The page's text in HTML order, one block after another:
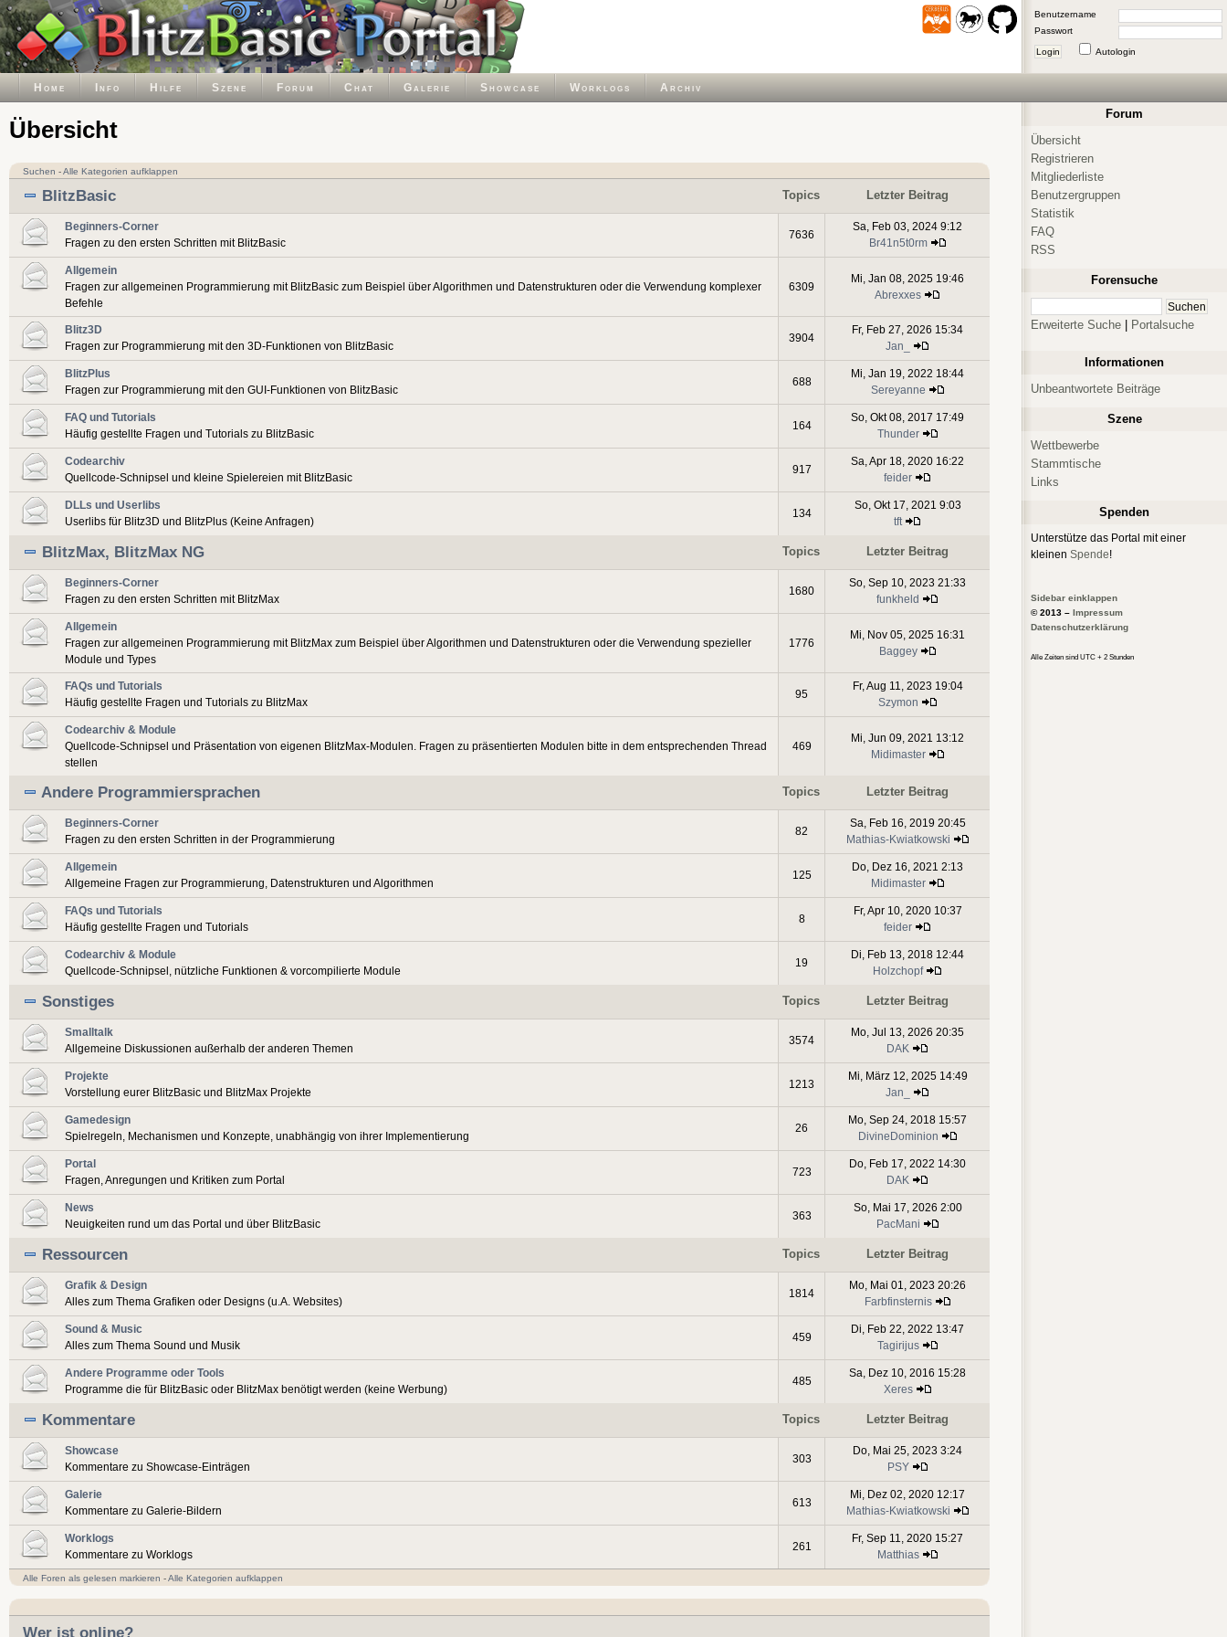
Benutzername
Passwort
Login Autologin
Home Info Hilfe Szene Forum Chat Galerie Showcase Worklogs Archiv
Übersicht
Suchen -Alle Kategorien aufklappen
BlitzBasic Topics Letzter Beitrag
Beginners-Corner
Fragen zu den ersten Schritten mit BlitzBasic
7636
Sa, Feb 03, 2024 9:12
Br41n5t0rm
Allgemein
Fragen zur allgemeinen Programmierung mit BlitzBasic zum Beispiel über Algorithmen und Datenstrukturen oder die Verwendung komplexer
Befehle
6309
Mi, Jan 08, 2025 19:46
Abrexxes
Blitz3D
Fragen zur Programmierung mit den 3D-Funktionen von BlitzBasic
3904
Fr, Feb 27, 2026 15:34
Jan_
BlitzPlus
Fragen zur Programmierung mit den GUI-Funktionen von BlitzBasic
688
Mi, Jan 19, 2022 18:44
Sereyanne
FAQ und Tutorials
Häufig gestellte Fragen und Tutorials zu BlitzBasic
164
So, Okt 08, 2017 17:49
Thunder
Codearchiv
Quellcode-Schnipsel und kleine Spielereien mit BlitzBasic
917
Sa, Apr 18, 2020 16:22
feider
DLLs und Userlibs
Userlibs für Blitz3D und BlitzPlus (Keine Anfragen)
134
So, Okt 17, 2021 9:03
tft
BlitzMax, BlitzMax NG Topics Letzter Beitrag
Beginners-Corner
Fragen zu den ersten Schritten mit BlitzMax
1680
So, Sep 10, 2023 21:33
funkheld
Allgemein
Fragen zur allgemeinen Programmierung mit BlitzMax zum Beispiel über Algorithmen und Datenstrukturen oder die Verwendung spezieller
Module und Types
1776
Mi, Nov 05, 2025 16:31
Baggey
FAQs und Tutorials
Häufig gestellte Fragen und Tutorials zu BlitzMax
95
Fr, Aug 11, 2023 19:04
Szymon
Codearchiv & Module
Quellcode-Schnipsel und Präsentation von eigenen BlitzMax-Modulen. Fragen zu präsentierten Modulen bitte in dem entsprechenden Thread
stellen
469
Mi, Jun 09, 2021 13:12
Midimaster
Andere Programmiersprachen Topics Letzter Beitrag
Beginners-Corner
Fragen zu den ersten Schritten in der Programmierung
82
Sa, Feb 16, 2019 20:45
Mathias-Kwiatkowski
Allgemein
Allgemeine Fragen zur Programmierung, Datenstrukturen und Algorithmen
125
Do, Dez 16, 2021 2:13
Midimaster
FAQs und Tutorials
Häufig gestellte Fragen und Tutorials
8
Fr, Apr 10, 2020 10:37
feider
Codearchiv & Module
Quellcode-Schnipsel, nützliche Funktionen & vorcompilierte Module
19
Di, Feb 13, 2018 12:44
Holzchopf
Sonstiges Topics Letzter Beitrag
Smalltalk
Allgemeine Diskussionen außerhalb der anderen Themen
3574
Mo, Jul 13, 2026 20:35
DAK
Projekte
Vorstellung eurer BlitzBasic und BlitzMax Projekte
1213
Mi, März 12, 2025 14:49
Jan_
Gamedesign
Spielregeln, Mechanismen und Konzepte, unabhängig von ihrer Implementierung
26
Mo, Sep 24, 2018 15:57
DivineDominion
Portal
Fragen, Anregungen und Kritiken zum Portal
723
Do, Feb 17, 2022 14:30
DAK
News
Neuigkeiten rund um das Portal und über BlitzBasic
363
So, Mai 17, 2026 2:00
PacMani
Ressourcen Topics Letzter Beitrag
Grafik & Design
Alles zum Thema Grafiken oder Designs (u.A. Websites)
1814
Mo, Mai 01, 2023 20:26
Farbfinsternis
Sound & Music
Alles zum Thema Sound und Musik
459
Di, Feb 22, 2022 13:47
Tagirijus
Andere Programme oder Tools
Programme die für BlitzBasic oder BlitzMax benötigt werden (keine Werbung)
485
Sa, Dez 10, 2016 15:28
Xeres
Kommentare Topics Letzter Beitrag
Showcase
Kommentare zu Showcase-Einträgen
303
Do, Mai 25, 2023 3:24
PSY
Galerie
Kommentare zu Galerie-Bildern
613
Mi, Dez 02, 2020 12:17
Mathias-Kwiatkowski
Worklogs
Kommentare zu Worklogs
261
Fr, Sep 11, 2020 15:27
Matthias
Alle Foren als gelesen markieren -Alle Kategorien aufklappen
Wer ist online?
Forum
Übersicht
Registrieren
Mitgliederliste
Benutzergruppen
Statistik
FAQ
RSS
Forensuche
Erweiterte Suche Portalsuche
Informationen
Unbeantwortete Beiträge
Szene
Wettbewerbe
Stammtische
Links
Spenden
Unterstütze das Portal mit einer
kleinen Spende!
Sidebar einklappen
© 2013 – Impressum
Datenschutzerklärung
Alle Zeiten sind UTC + 2 Stunden